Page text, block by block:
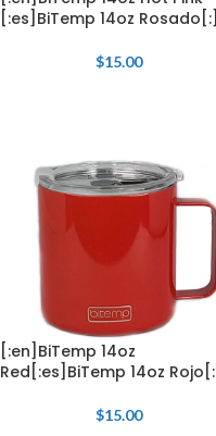
[:es]BiTemp 14oz Rosado[:]
$15.00
[:en]BiTemp 14oz
Red[:es]BiTemp 14oz Rojo[:]
$15.00